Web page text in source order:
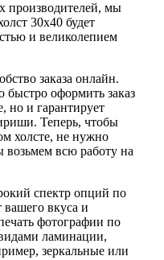
производителей, мы
30х40 будет
и великолепием
заказа онлайн.
быстро оформить заказ
но и гарантирует
Теперь, чтобы
холсте, не нужно
всю работу на
спектр опций по
вкуса и
фотографии по
ламинации,
зеркальные или